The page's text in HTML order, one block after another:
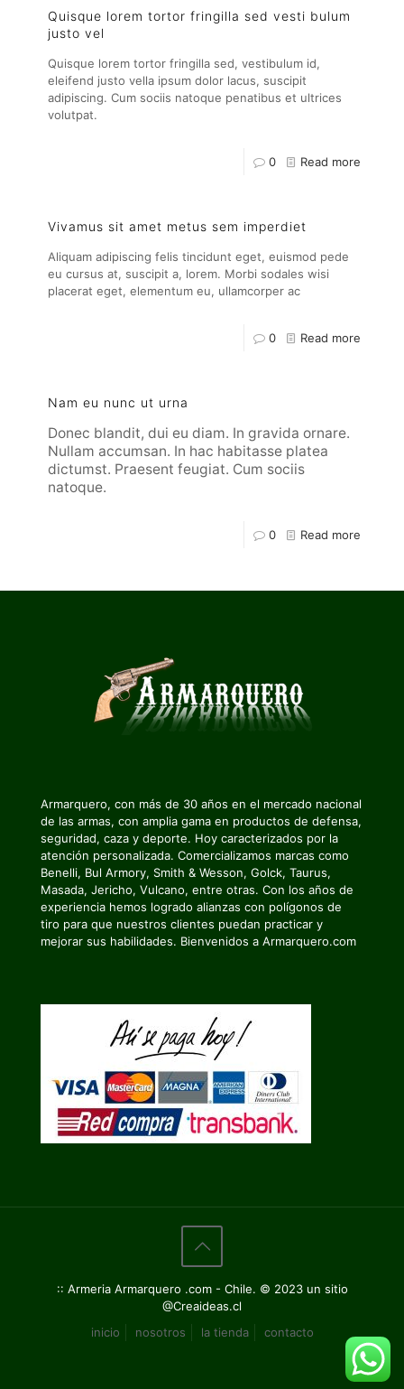
Quisque lorem tortor fringilla sed vesti bulum
justo vel
Quisque lorem tortor fringilla sed, vestibulum id,
eleifend justo vella ipsum dolor lacus, suscipit
adipiscing. Cum sociis natoque penatibus et ultrices
volutpat.
0 Read more
Vivamus sit amet metus sem imperdiet
Aliquam adipiscing felis tincidunt eget, euismod pede
eu cursus at, suscipit a, lorem. Morbi sodales wisi
placerat eget, elementum eu, ullamcorper ac
0 Read more
Nam eu nunc ut urna
Donec blandit, dui eu diam. In gravida ornare.
Nullam accumsan. In hac habitasse platea
dictumst. Praesent feugiat. Cum sociis
natoque.
0 Read more
Armarquero, con más de 30 años en el mercado nacional
de las armas, con amplia gama en productos de defensa,
seguridad, caza y deporte. Hoy caracterizados por la
atención personalizada. Comercializamos marcas como
Benelli, Bul Armory, Smith & Wesson, Golck, Taurus,
Masada, Jericho, Vulcano, entre otras. Con los años de
experiencia hemos logrado alianzas con polígonos de
tiro para que nuestros clientes puedan practicar y
mejorar sus habilidades. Bienvenidos a Armarquero.com
:: Armeria Armarquero .com - Chile. © 2023 un sitio
@Creaideas.cl
inicio
nosotros la tienda contacto